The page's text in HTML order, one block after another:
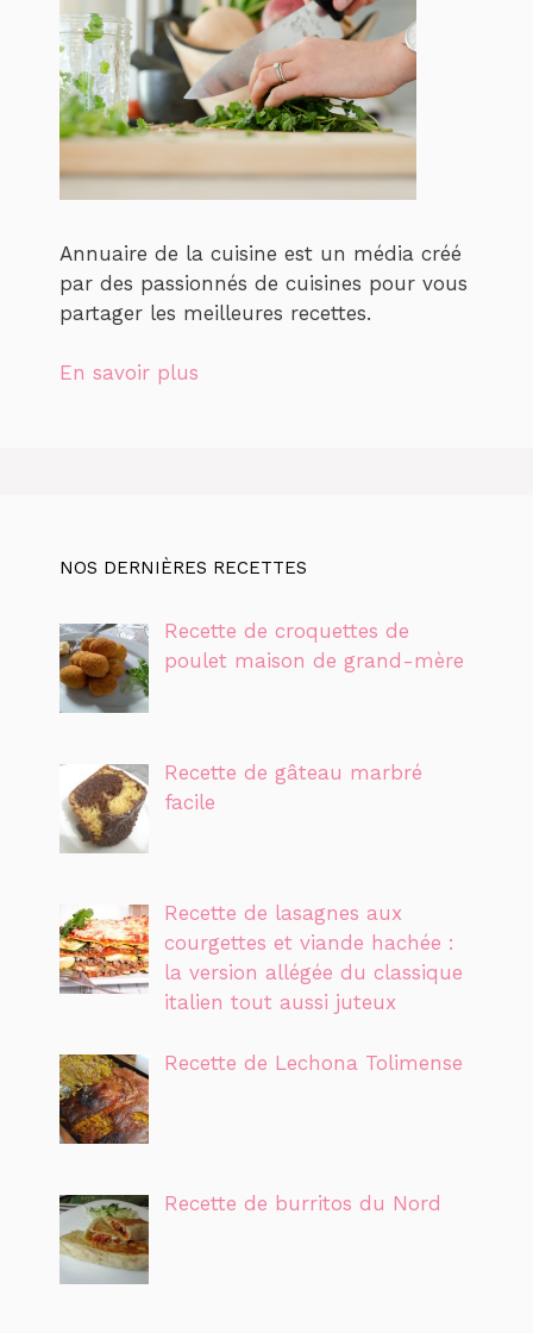
Annuaire de la cuisine est un média créé
par des passionnés de cuisines pour vous
partager les meilleures recettes.
En savoir plus
NOS DERNIÈRES RECETTES
Recette de croquettes de
poulet maison de grand-mère
Recette de gâteau marbré
facile
Recette de lasagnes aux
courgettes et viande hachée :
la version allégée du classique
italien tout aussi juteux
Recette de Lechona Tolimense
Recette de burritos du Nord